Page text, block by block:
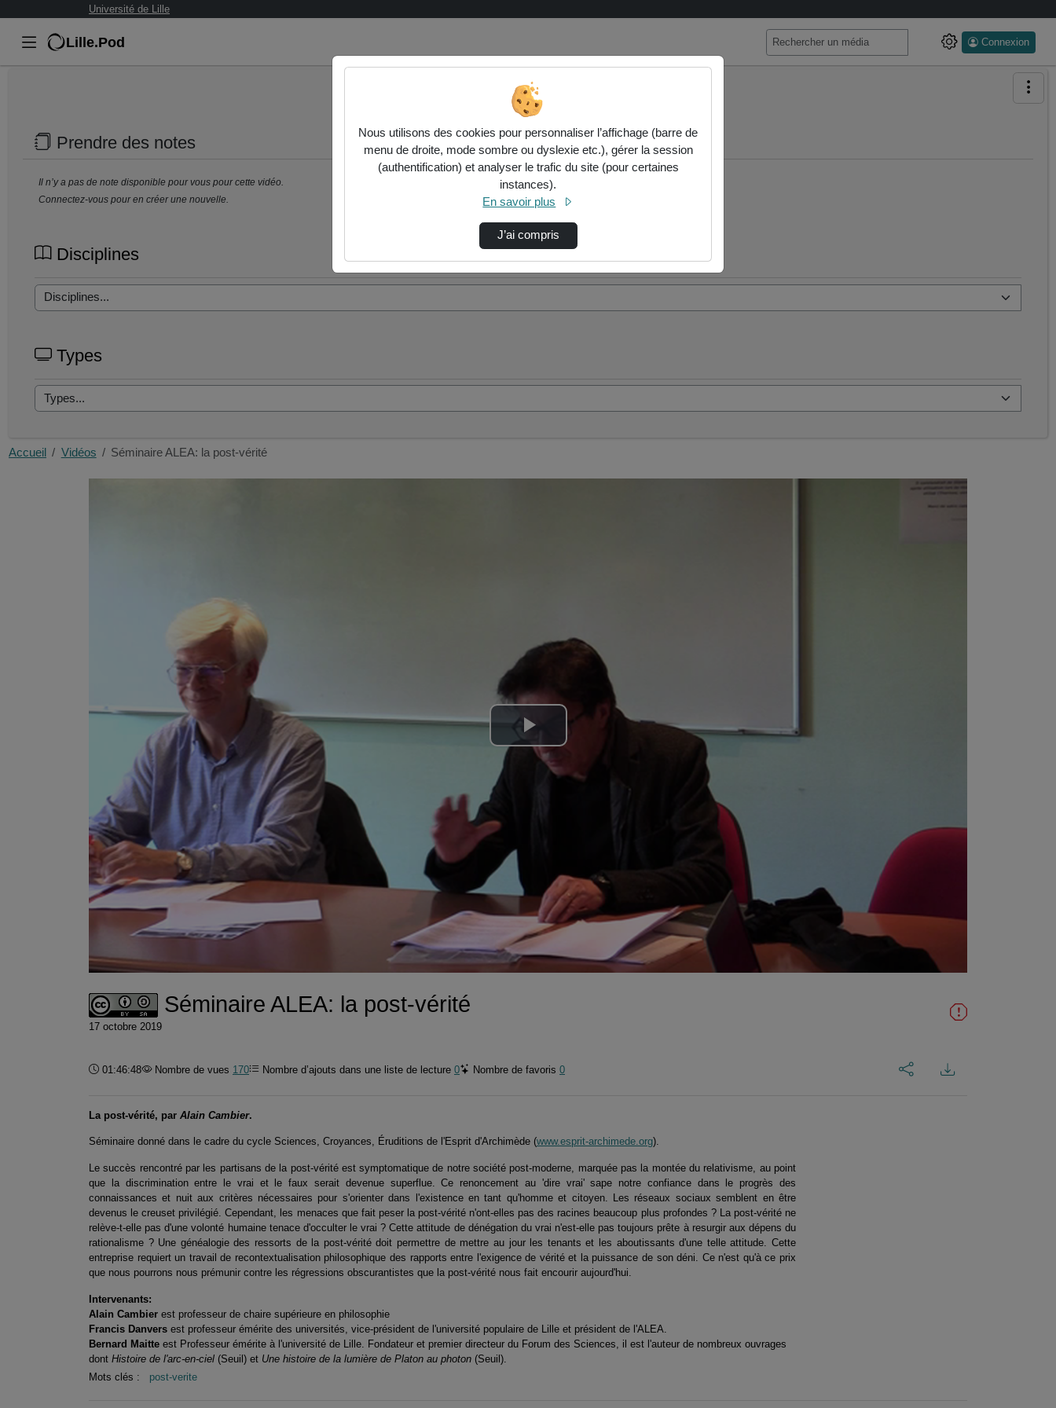
Université de Lille
Lille.Pod Connexion
Prendre des notes
Il n’y a pas de note disponible pour vous pour cette vidéo.
Connectez-vous pour en créer une nouvelle.
Disciplines
Types
Accueil Vidéos Séminaire ALEA: la post-vérité
Lire
vidéo
Séminaire ALEA: la post-vérité
17 octobre 2019
Durée :
01:46:48 Nombre de vues 170 Nombre d’ajouts dans une liste de lecture 0 Nombre de favoris 0
La post-vérité, par Alain Cambier.
Séminaire donné dans le cadre du cycle Sciences, Croyances, Éruditions de l'Esprit d'Archimède (www.esprit-archimede.org).
Le succès rencontré par les partisans de la post-vérité est symptomatique de notre société post-moderne, marquée pas la montée du relativisme, au point
que la discrimination entre le vrai et le faux serait devenue superflue. Ce renoncement au 'dire vrai' sape notre confiance dans le progrès des
connaissances et nuit aux critères nécessaires pour s'orienter dans l'existence en tant qu'homme et citoyen. Les réseaux sociaux semblent en être
devenus le creuset privilégié. Cependant, les menaces que fait peser la post-vérité n'ont-elles pas des racines beaucoup plus profondes ? La post-vérité ne
relève-t-elle pas d'une volonté humaine tenace d'occulter le vrai ? Cette attitude de dénégation du vrai n'est-elle pas toujours prête à resurgir aux dépens du
rationalisme ? Une généalogie des ressorts de la post-vérité doit permettre de mettre au jour les tenants et les aboutissants d'une telle attitude. Cette
entreprise requiert un travail de recontextualisation philosophique des rapports entre l'exigence de vérité et la puissance de son déni. Ce n'est qu'à ce prix
que nous pourrons nous prémunir contre les régressions obscurantistes que la post-vérité nous fait encourir aujourd'hui.
Intervenants:
Alain Cambier est professeur de chaire supérieure en philosophie
Francis Danvers est professeur émérite des universités, vice-président de l'université populaire de Lille et président de l'ALEA.
Bernard Maitte est Professeur émérite à l'université de Lille. Fondateur et premier directeur du Forum des Sciences, il est l'auteur de nombreux ouvrages
dont Histoire de l'arc-en-ciel (Seuil) et Une histoire de la lumière de Platon au photon (Seuil).
Mots clés :
post-verite
Nous utilisons des cookies pour personnaliser l’affichage (barre de
menu de droite, mode sombre ou dyslexie etc.), gérer la session
(authentification) et analyser le trafic du site (pour certaines
instances).
En savoir plus
J’ai compris